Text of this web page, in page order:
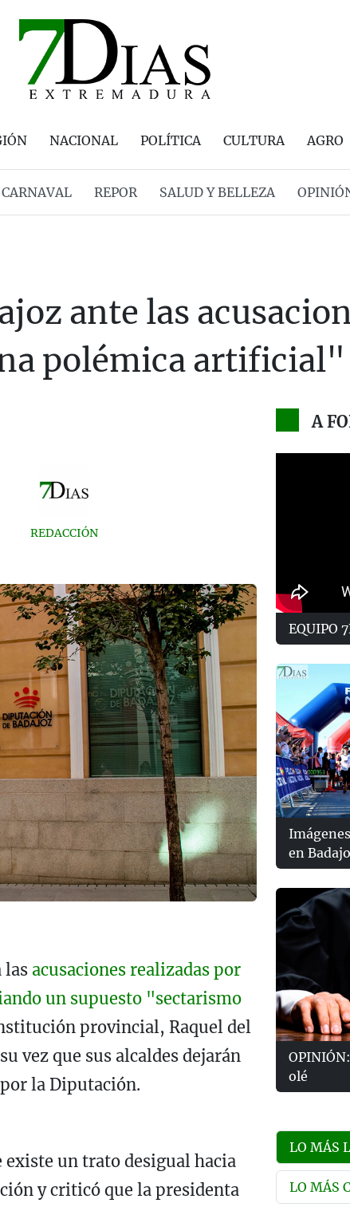
NACIONAL POLÍTICA CULTURA AGRO
CARNAVAL REPOR SALUD Y BELLEZA
ante las
polémica artificial"
REDACCIÓN
las acusaciones realizadas por
un supuesto "sectarismo
provincial, Raquel del
vez que sus alcaldes dejarán
la Diputación.
existe un trato desigual hacia
y criticó que la presidenta
A
EQUIPO
en
olé
LO MÁS
LO MÁS